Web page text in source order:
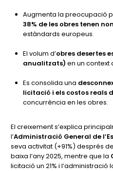
Augmenta la preocupació
38% de les obres tenen
estàndards europeus.
El volum d’obres desertes
anualitzats) en un context
Es consolida una
licitació i els costos reals
concurrència en les obres.
El creixement s’explica
l’Administració General de
seva activitat (+91%) després
baixa l’any 2025, mentre que la
licitació un 21% i